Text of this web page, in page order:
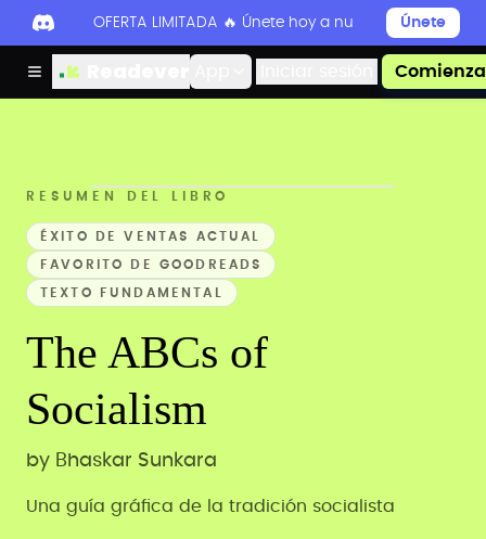
OFERTA LIMITADA 🔥 Únete hoy a nuestro Discord
Únete
RESUMEN DEL LIBRO
ÉXITO DE VENTAS ACTUAL
FAVORITO DE GOODREADS
TEXTO FUNDAMENTAL
The ABCs of
Socialism
by Bhaskar Sunkara
Una guía gráfica de la tradición socialista